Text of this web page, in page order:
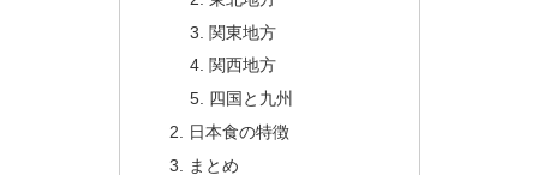
関東地方
関西地方
四国と九州
日本食の特徴
まとめ